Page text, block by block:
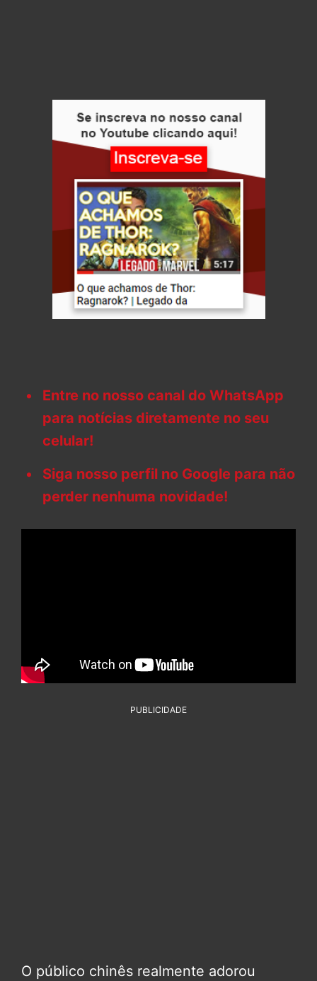
Entre no nosso canal do WhatsApp
para notícias diretamente no seu
celular!
Siga nosso perfil no Google para não
perder nenhuma novidade!
PUBLICIDADE
O público chinês realmente adorou